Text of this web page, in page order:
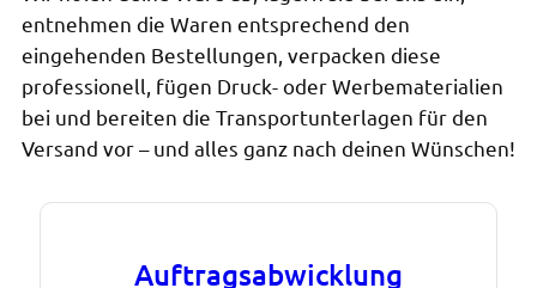
entnehmen die Waren entsprechend den
eingehenden Bestellungen, verpacken diese
professionell, fügen Druck- oder Werbematerialien
bei und bereiten die Transportunterlagen für den
Versand vor – und alles ganz nach deinen Wünschen!
Auftragsabwicklung